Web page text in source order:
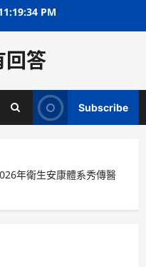
PM
回答
Subscribe
年衛生安康體系秀傳醫